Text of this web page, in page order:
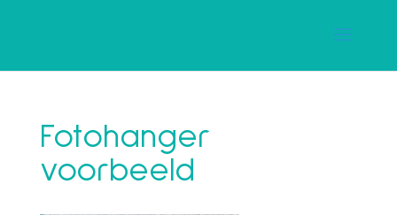
Fotohanger
voorbeeld